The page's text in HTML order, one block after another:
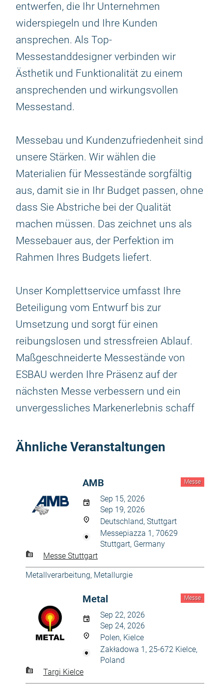
entwerfen, die Ihr Unternehmen
widerspiegeln und Ihre Kunden
ansprechen. Als Top-
Messestanddesigner verbinden wir
Ästhetik und Funktionalität zu einem
ansprechenden und wirkungsvollen
Messestand.
Messebau und Kundenzufriedenheit sind
unsere Stärken. Wir wählen die
Materialien für Messestände sorgfältig
aus, damit sie in Ihr Budget passen, ohne
dass Sie Abstriche bei der Qualität
machen müssen. Das zeichnet uns als
Messebauer aus, der Perfektion im
Rahmen Ihres Budgets liefert.
Unser Komplettservice umfasst Ihre
Beteiligung vom Entwurf bis zur
Umsetzung und sorgt für einen
reibungslosen und stressfreien Ablauf.
Maßgeschneiderte Messestände von
ESBAU werden Ihre Präsenz auf der
nächsten Messe verbessern und ein
unvergessliches Markenerlebnis schaff
Ähnliche Veranstaltungen
Messe
AMB
Sep 15, 2026
Sep 19, 2026
Deutschland, Stuttgart
Messepiazza 1, 70629
Stuttgart, Germany
Messe Stuttgart
Metallverarbeitung, Metallurgie
Messe
Metal
Sep 22, 2026
Sep 24, 2026
Polen, Kielce
Zakładowa 1, 25-672 Kielce,
Poland
Targi Kielce